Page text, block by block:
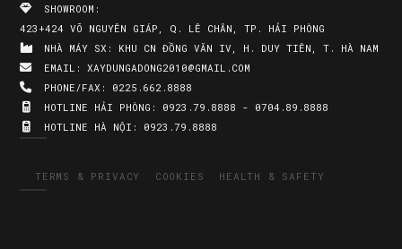
SHOWROOM:
423+424 VÕ NGUYÊN GIÁP, Q. LÊ CHÂN, TP. HẢI PHÒNG
NHÀ MÁY SX: KHU CN ĐỒNG VĂN IV, H. DUY TIÊN, T. HÀ NAM
EMAIL: XAYDUNGADONG2010@GMAIL.COM
PHONE/FAX: 0225.662.8888
HOTLINE HẢI PHÒNG: 0923.79.8888 - 0704.89.8888
HOTLINE HÀ NỘI: 0923.79.8888
TERMS & PRIVACY COOKIES HEALTH & SAFETY